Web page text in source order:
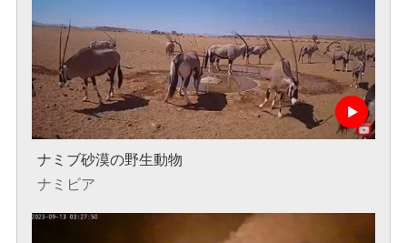
ナミブ砂漠の野生動物
ナミビア